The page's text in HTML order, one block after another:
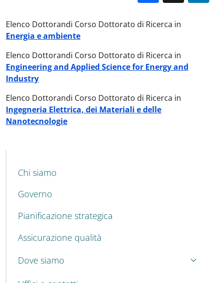
Elenco Dottorandi Corso Dottorato di Ricerca in
Energia e ambiente
Elenco Dottorandi Corso Dottorato di Ricerca in
Engineering and Applied Science for Energy and
Industry
Elenco Dottorandi Corso Dottorato di Ricerca in
Ingegneria Elettrica, dei Materiali e delle
Nanotecnologie
MENU CEV SECOND NAVIGATION
Chi siamo
Governo
Pianificazione strategica
Assicurazione qualità
Dove siamo